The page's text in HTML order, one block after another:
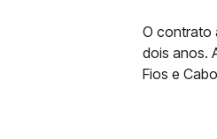
O contrato
dois anos.
Fios e